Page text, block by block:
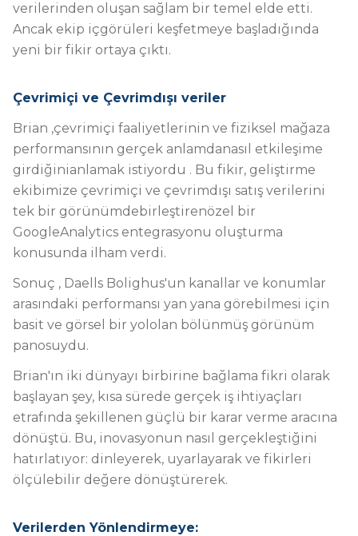
verilerinden oluşan sağlam bir temel elde etti.
Ancak ekip içgörüleri keşfetmeye başladığında
yeni bir fikir ortaya çıktı.
Çevrimiçi ve Çevrimdışı veriler
Brian ,çevrimiçi faaliyetlerinin ve fiziksel mağaza
performansının gerçek anlamdanasıl etkileşime
girdiğinianlamak istiyordu . Bu fikir, geliştirme
ekibimize çevrimiçi ve çevrimdışı satış verilerini
tek bir görünümde birleştirenözel bir
GoogleAnalytics entegrasyonu oluşturma
konusunda ilham verdi.
Sonuç , Daells Bolighus'un kanallar ve konumlar
arasındaki performansı yan yana görebilmesi için
basit ve görsel bir yol olan bölünmüş görünüm
panosuydu.
Brian'ın iki dünyayı birbirine bağlama fikri olarak
başlayan şey, kısa sürede gerçek iş ihtiyaçları
etrafında şekillenen güçlü bir karar verme aracına
dönüştü. Bu, inovasyonun nasıl gerçekleştiğini
hatırlatıyor: dinleyerek, uyarlayarak ve fikirleri
ölçülebilir değere dönüştürerek.
Verilerden Yönlendirmeye: